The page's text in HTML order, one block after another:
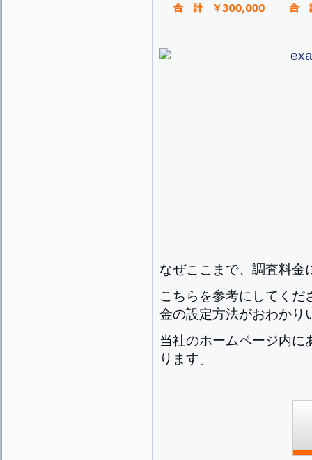
なぜここまで、調査料金
こちらを参考にしてくだ
金の設定方法がおわかり
当社のホームページ内に
ります。